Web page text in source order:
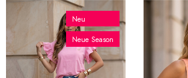
Neu
Neue Season